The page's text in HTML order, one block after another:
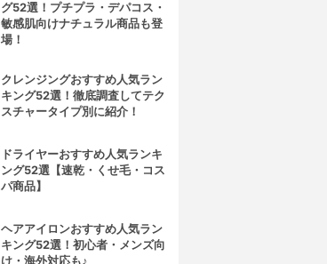
グ52選！プチプラ・デパコス・
敏感肌向けナチュラル商品も登
場！
クレンジングおすすめ人気ラン
キング52選！徹底調査してテク
スチャータイプ別に紹介！
ドライヤーおすすめ人気ランキ
ング52選【速乾・くせ毛・コス
パ商品】
ヘアアイロンおすすめ人気ラン
キング52選！初心者・メンズ向
け・海外対応も♪